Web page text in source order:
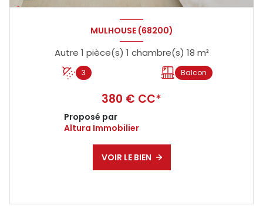
MULHOUSE (68200)
Autre 1 pièce(s) 1 chambre(s) 18 m²
3 Balcon
380 € CC*
Proposé par
Altura Immobilier
VOIR LE BIEN